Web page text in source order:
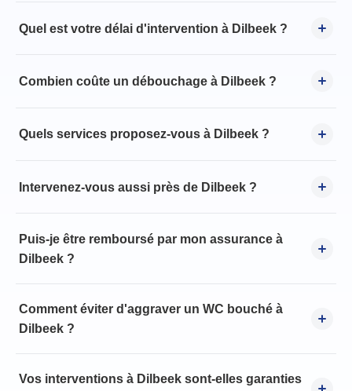
Quel est votre délai d'intervention à Dilbeek ?
Combien coûte un débouchage à Dilbeek ?
Quels services proposez-vous à Dilbeek ?
Intervenez-vous aussi près de Dilbeek ?
Puis-je être remboursé par mon assurance à
Dilbeek ?
Comment éviter d'aggraver un WC bouché à
Dilbeek ?
Vos interventions à Dilbeek sont-elles garanties